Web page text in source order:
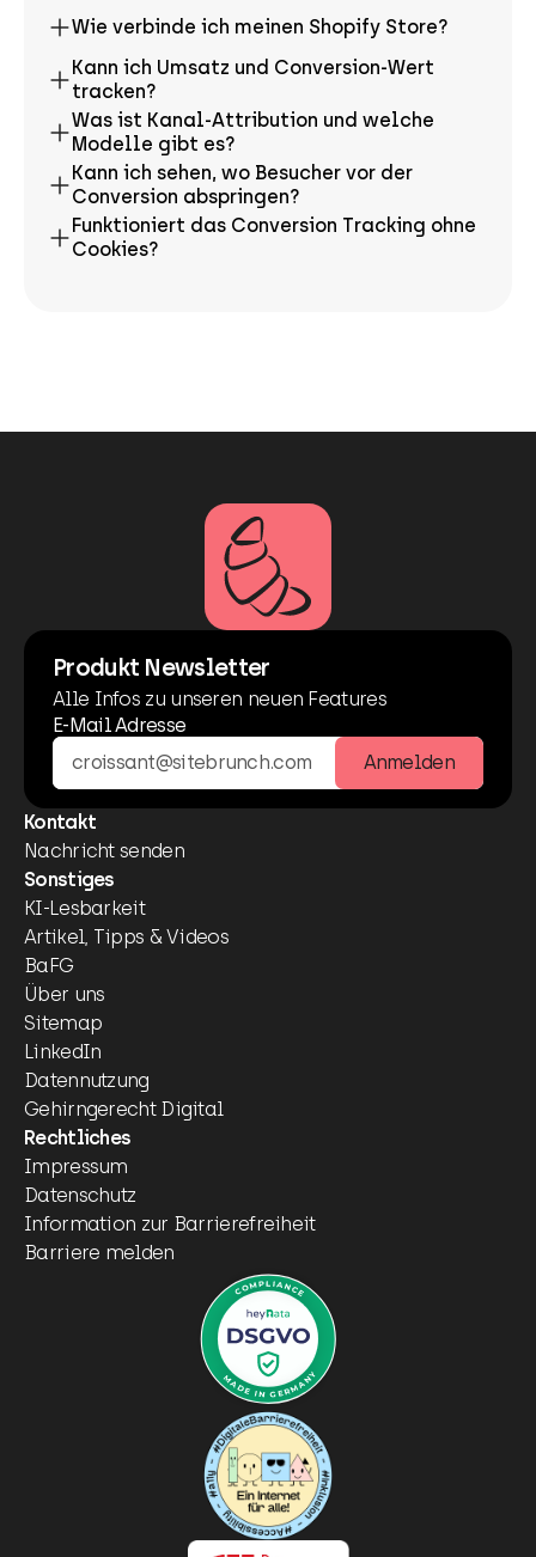
Wie verbinde ich meinen Shopify Store?
Kann ich Umsatz und Conversion-Wert
tracken?
Was ist Kanal-Attribution und welche
Modelle gibt es?
Kann ich sehen, wo Besucher vor der
Conversion abspringen?
Funktioniert das Conversion Tracking ohne
Cookies?
Produkt Newsletter
Alle Infos zu unseren neuen Features
E-Mail Adresse
Anmelden
Kontakt
Nachricht senden
Sonstiges
KI-Lesbarkeit
Artikel, Tipps & Videos
BaFG
Über uns
Sitemap
LinkedIn
Datennutzung
Gehirngerecht Digital
Rechtliches
Impressum
Datenschutz
Information zur Barrierefreiheit
Barriere melden